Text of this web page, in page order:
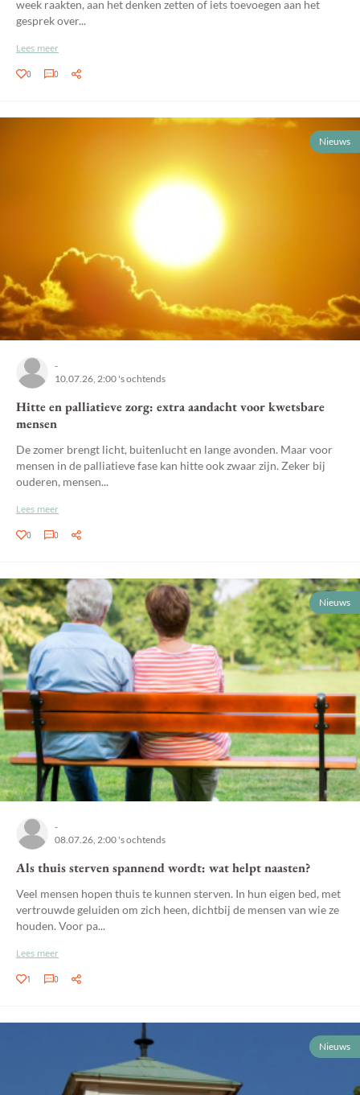
week raakten, aan het denken zetten of iets toevoegen aan het
gesprek over...
Lees meer
0 0
Nieuws
-
10.07.26, 2:00 's ochtends
Hitte en palliatieve zorg: extra aandacht voor kwetsbare
mensen
De zomer brengt licht, buitenlucht en lange avonden. Maar voor
mensen in de palliatieve fase kan hitte ook zwaar zijn. Zeker bij
ouderen, mensen...
Lees meer
0 0
Nieuws
-
08.07.26, 2:00 's ochtends
Als thuis sterven spannend wordt: wat helpt naasten?
Veel mensen hopen thuis te kunnen sterven. In hun eigen bed, met
vertrouwde geluiden om zich heen, dichtbij de mensen van wie ze
houden. Voor pa...
Lees meer
1 0
Nieuws